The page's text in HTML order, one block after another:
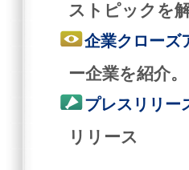
ストピックを解
企業クローズ
ー企業を紹介。
プレスリリー
リリース